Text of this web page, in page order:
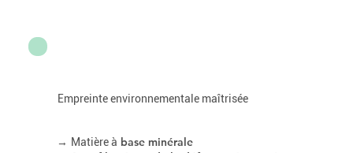
Empreinte environnementale maîtrisée
→ Matière à base minérale